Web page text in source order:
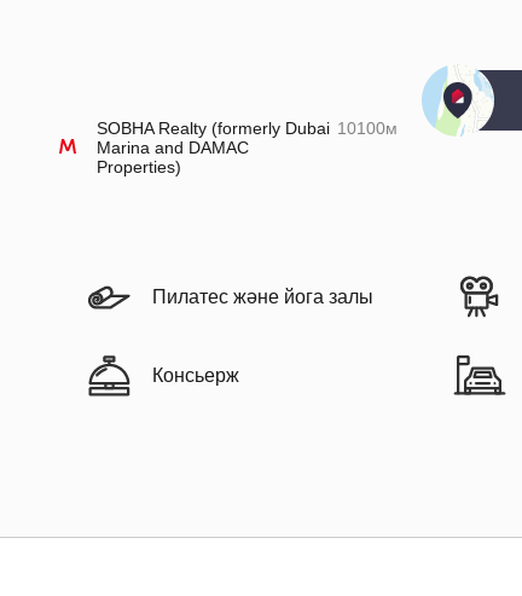
SOBHA Realty (formerly Dubai
Marina and DAMAC
Properties)
10100м
Пилатес және йога залы
Консьерж